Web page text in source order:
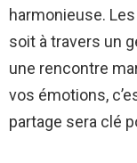
harmonieuse.
soit à travers un
une rencontre
vos émotions,
partage sera clé